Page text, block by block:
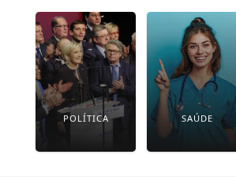
POLÍTICA SAÚDE